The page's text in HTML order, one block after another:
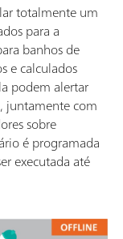
totalmente um
para a
banhos de
e calculados
podem alertar
juntamente com
sobre
é programada
executada até